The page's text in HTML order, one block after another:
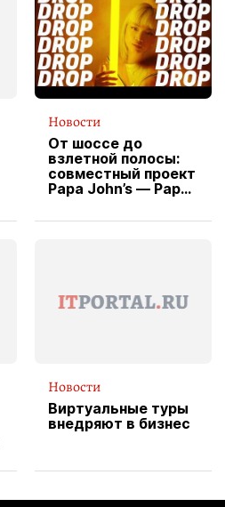
Новости
От шоссе до
взлетной полосы:
совместный проект
Papa John’s — Papa
вводит
Новости
Виртуальные туры
внедряют в бизнес